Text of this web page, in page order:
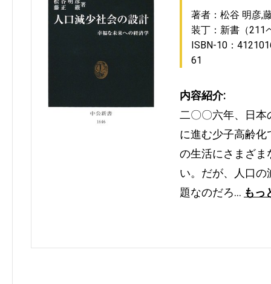
著者：松谷 明彦,
装丁：新書（211
ISBN-10：
61
内容紹介:
二〇〇六年、日
に進む少子高齢
の生活にさまざま
い。だが、人口
題なのだろ… もっ